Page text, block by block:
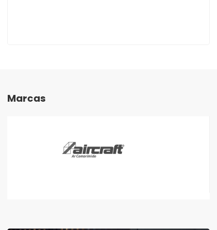
Marcas